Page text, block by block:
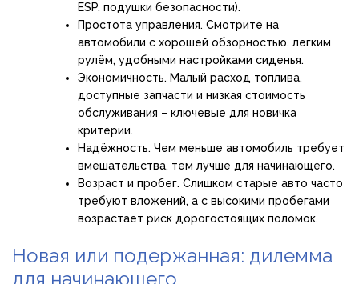
ESP, подушки безопасности).
Простота управления. Смотрите на
автомобили с хорошей обзорностью, легким
рулём, удобными настройками сиденья.
Экономичность. Малый расход топлива,
доступные запчасти и низкая стоимость
обслуживания – ключевые для новичка
критерии.
Надёжность. Чем меньше автомобиль требует
вмешательства, тем лучше для начинающего.
Возраст и пробег. Слишком старые авто часто
требуют вложений, а с высокими пробегами
возрастает риск дорогостоящих поломок.
Новая или подержанная: дилемма
для начинающего